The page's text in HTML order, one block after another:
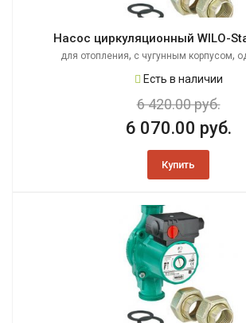
Насос циркуляционный WILO-
для отопления, с чугунным корпусом,
Есть в наличии
6 420.00 руб.
6 070.00 руб.
Купить